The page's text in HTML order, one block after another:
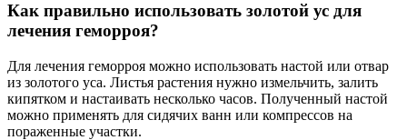
Как правильно использовать золотой ус для
лечения геморроя?
Для лечения геморроя можно использовать настой или отвар
из золотого уса. Листья растения нужно измельчить, залить
кипятком и настаивать несколько часов. Полученный настой
можно применять для сидячих ванн или компрессов на
пораженные участки.